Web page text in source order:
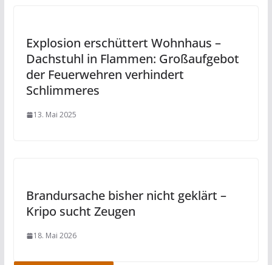
Explosion erschüttert Wohnhaus –
Dachstuhl in Flammen: Großaufgebot
der Feuerwehren verhindert
Schlimmeres
13. Mai 2025
Brandursache bisher nicht geklärt –
Kripo sucht Zeugen
18. Mai 2026